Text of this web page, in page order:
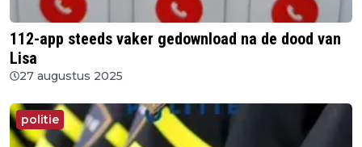
112-app steeds vaker gedownload na de dood van
Lisa
27 augustus 2025
politie